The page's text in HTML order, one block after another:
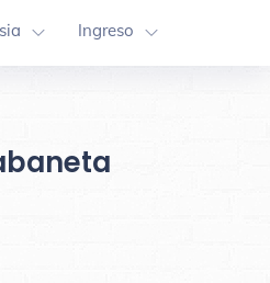
Ingreso